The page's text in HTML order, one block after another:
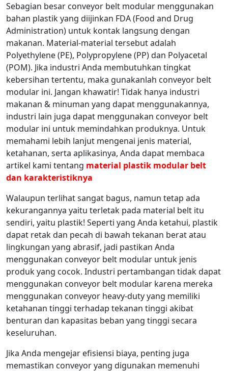
Sebagian besar conveyor belt modular menggunakan
bahan plastik yang diijinkan FDA (Food and Drug
Administration) untuk kontak langsung dengan
makanan. Material-material tersebut adalah
Polyethylene (PE), Polypropylene (PP) dan Polyacetal
(POM). Jika industri Anda membutuhkan tingkat
kebersihan tertentu, maka gunakanlah conveyor belt
modular ini. Jangan khawatir! Tidak hanya industri
makanan & minuman yang dapat menggunakannya,
industri lain juga dapat menggunakan conveyor belt
modular ini untuk memindahkan produknya. Untuk
memahami lebih lanjut mengenai jenis material,
ketahanan, serta aplikasinya, Anda dapat membaca
artikel kami tentang material plastik modular belt
dan karakteristiknya
Walaupun terlihat sangat bagus, namun tetap ada
kekurangannya yaitu terletak pada material belt itu
sendiri, yaitu plastik! Seperti yang Anda ketahui, plastik
dapat retak dan pecah di bawah tekanan berat atau
lingkungan yang abrasif, jadi pastikan Anda
menggunakan conveyor belt modular untuk jenis
produk yang cocok. Industri pertambangan tidak dapat
menggunakan conveyor belt modular karena mereka
menggunakan conveyor heavy-duty yang memiliki
ketahanan tinggi terhadap tekanan tinggi akibat
benturan dan kapasitas beban yang tinggi secara
keseluruhan.
Jika Anda mengejar efisiensi biaya, penting juga
memastikan conveyor yang digunakan memenuhi